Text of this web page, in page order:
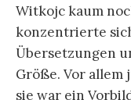
Witkojc kaum
konzentrierte
Übersetzungen
Größe. Vor allem
sie war ein